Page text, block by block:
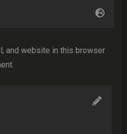
and website in this browser